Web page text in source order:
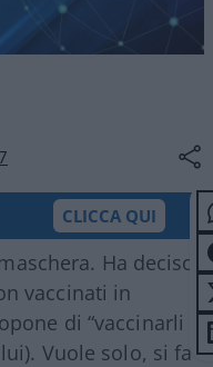
CLICCA QUI
Ha deciso
vaccinati in
di “vaccinarli
Vuole solo, si fa